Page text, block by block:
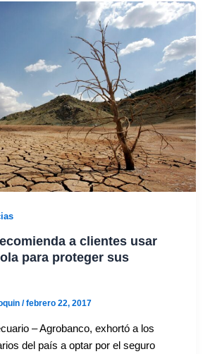
a clientes usar
para proteger sus
/febrero 22, 2017
– Agrobanco, exhortó a los
del país a optar por el seguro